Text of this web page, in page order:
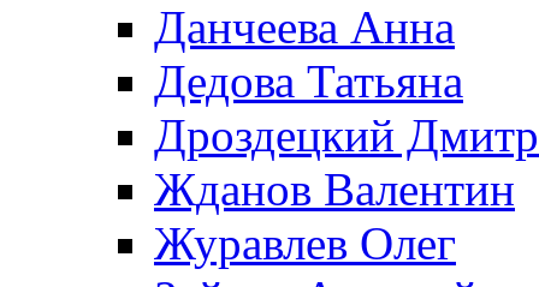
Данчеева Анна
Дедова Татьяна
Дроздецкий
Жданов Валентин
Журавлев Олег